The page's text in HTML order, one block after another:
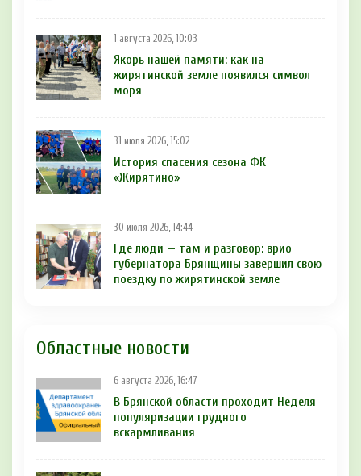
1 августа 2026, 10:03
Якорь нашей памяти: как на
жирятинской земле появился символ
моря
31 июля 2026, 15:02
История спасения сезона ФК
«Жирятино»
30 июля 2026, 14:44
Где люди — там и разговор: врио
губернатора Брянщины завершил свою
поездку по жирятинской земле
Областные новости
6 августа 2026, 16:47
В Брянской области проходит Неделя
популяризации грудного
вскармливания